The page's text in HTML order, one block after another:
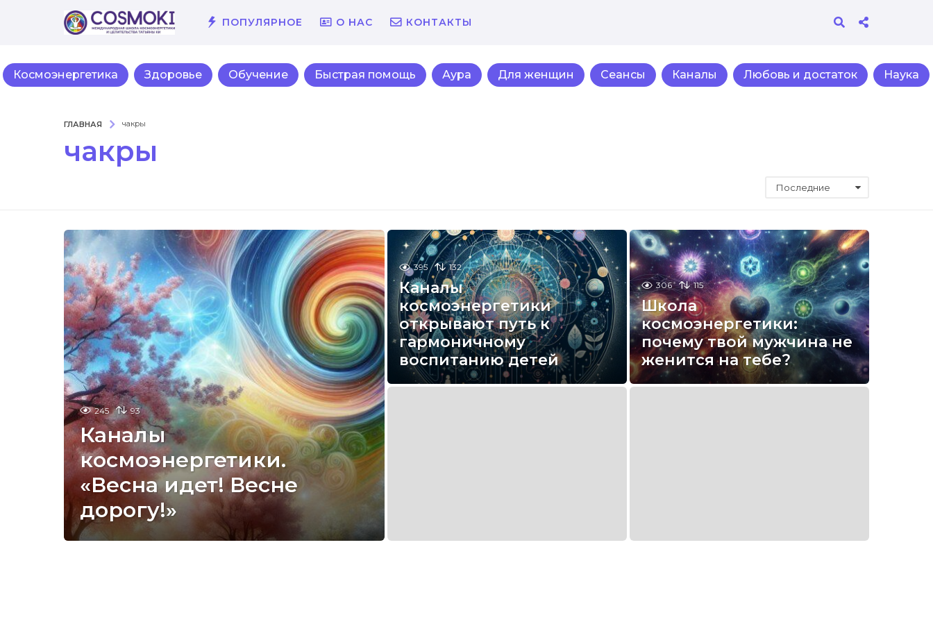
ПОПУЛЯРНОЕ О НАС КОНТАКТЫ
Космоэнергетика Здоровье Обучение Быстрая помощь Аура Для женщин Сеансы Каналы Любовь и достаток Наука
ГЛАВНАЯ чакры
чакры
Последние
245 93
Каналы
космоэнергетики.
«Весна идет! Весне
дорогу!»
395 132
Каналы
космоэнергетики
открывают путь к
гармоничному
воспитанию детей
306 115
Школа
космоэнергетики:
почему твой мужчина не
женится на тебе?